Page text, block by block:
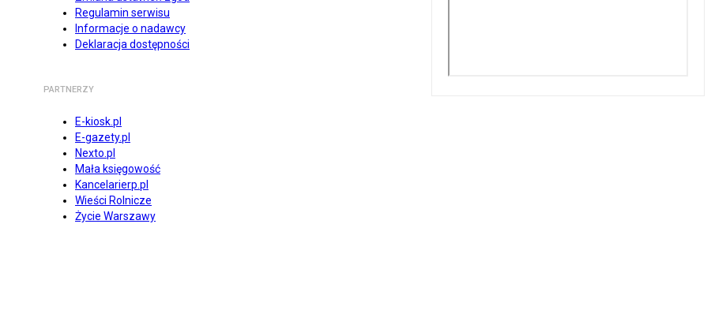
Regulamin serwisu
Informacje o nadawcy
Deklaracja dostępności
PARTNERZY
E-kiosk.pl
E-gazety.pl
Nexto.pl
Mała księgowość
Kancelarierp.pl
Wieści Rolnicze
Życie Warszawy